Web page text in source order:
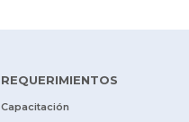
REQUERIMIENTOS
Capacitación